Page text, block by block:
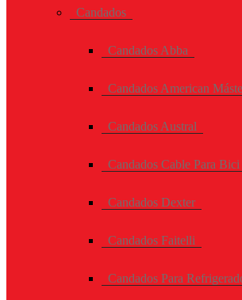
Candados
Candados Abba
Candados American
Candados Austral
Candados Cable Para
Candados Dexter
Candados Faitelli
Candados Para